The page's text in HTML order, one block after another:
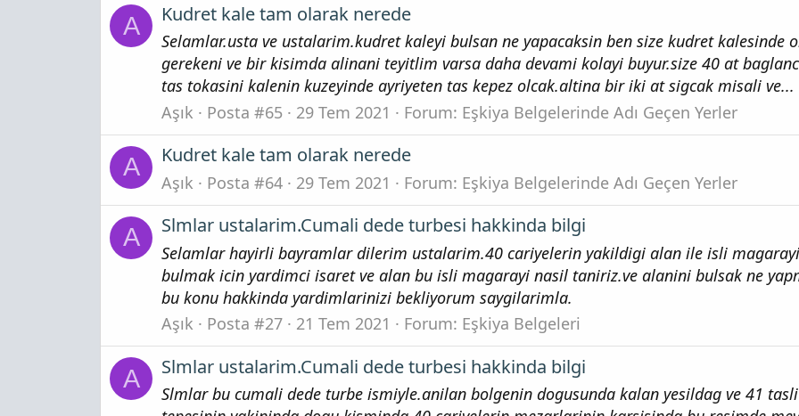
A Kudret kale tam olarak nerede
Selamlar.usta ve ustalarim.kudret kaleyi bulsan ne yapacaksin ben size kudret kalesinde
gerekeni ve bir kisimda alinani teyitlim varsa daha devami kolayi buyur.size 40 at
tas tokasini kalenin kuzeyinde ayriyeten tas kepez olcak.altina bir iki at sigcak misali ve...
Aşık
Posta #65 29 Tem 2021 Forum: Eşkiya Belgelerinde Adı Geçen Yerler
A Kudret kale tam olarak nerede
Aşık Posta #64 29 Tem 2021 Forum: Eşkiya Belgelerinde Adı Geçen Yerler
A Slmlar ustalarim.Cumali dede turbesi hakkinda bilgi
Selamlar hayirli bayramlar dilerim ustalarim.40 cariyelerin yakildigi alan ile isli magarayi
bulmak icin yardimci isaret ve alan bu isli magarayi nasil taniriz.ve alanini bulsak ne
bu konu hakkinda yardimlarinizi bekliyorum saygilarimla.
Aşık
Posta #27 21 Tem 2021 Forum: Eşkiya Belgeleri
A Slmlar ustalarim.Cumali dede turbesi hakkinda bilgi
Slmlar bu cumali dede turbe ismiyle.anilan bolgenin dogusunda kalan yesildag ve 41